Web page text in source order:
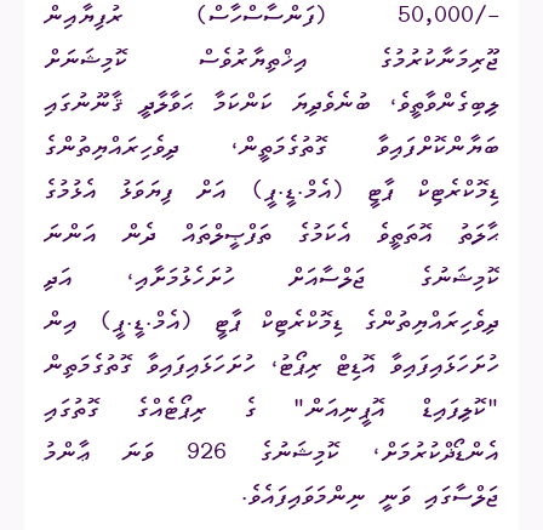
-/
50,000 (ފަންސާސްހާސް) ރުފިޔާއިން
ޖޫރިމަނާކުރުމުގެ އިޚްތިޔާރުވެސް ކޮމިޝަނަށް
ލިބިގެންވާތީވެ، ބުނެވެދިޔަ ކަންކަމާ ޙަވާލާދީ ޤާނޫނުގައި
ބަޔާންކޮށްފައިވާ ގޮތުގެމަތީން، ދިވެހިރައްޔިތުންގެ
ޑިމޮކްރެޓިކް ޕާޓީ (އެމް.ޑީ.ޕީ) އަށް ފިޔަވަޅު އެޅުމުގެ
ޙާލަތު އޮތަތީވެ އެކަމުގެ ތަފްޞީލްތައް ދެން އަންނަ
ކޮމިޝަނުގެ ޖަލްސާއަށް ހުށަހެޅުމަށާއި، އަދި
ދިވެހިރައްޔިތުންގެ ޑިމޮކްރެޓިކް ޕާޓީ (އެމް.ޑީ.ޕީ) އިން
ހުށަހަޅައިފައިވާ އޮޑިޓް ރިޕޯޓު، ހުށަހަޅައިފައިވާ ގޮތުގެމަތިން
"ކޮލިފައިޑް އޮޕީނިއަން" ގެ ރިޕޯޓެއްގެ ގޮތުގައި
އެންޑޯޛްކުރުމަށް، ކޮމިޝަނުގެ 926 ވަނަ ޢާންމު
ޖަލްސާގައި ވަނީ ނިންމަވައިފައެވެ.